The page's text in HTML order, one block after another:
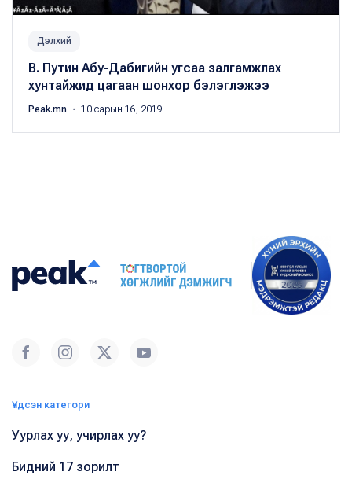
Дэлхий
В. Путин Абу-Дабигийн угсаа залгамжлах
хунтайжид цагаан шонхор бэлэглэжээ
Peak.mn ・ 10 сарын 16, 2019
Үндсэн категори
Уурлах уу, учирлах уу?
Бидний 17 зорилт